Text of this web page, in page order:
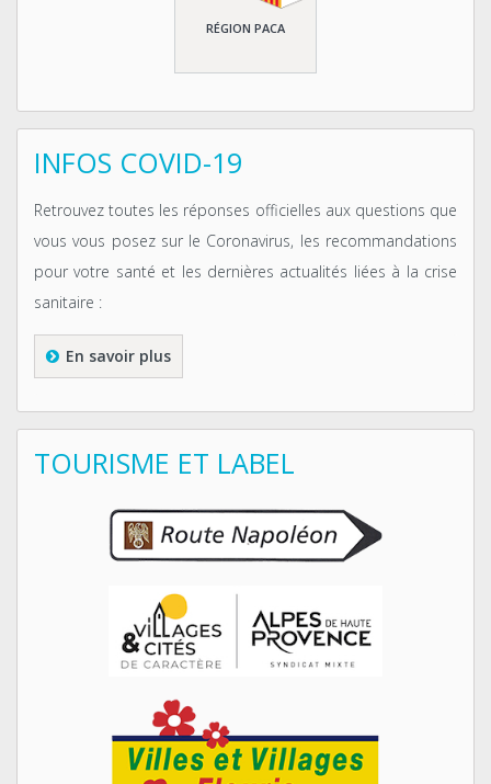
RÉGION PACA
INFOS COVID-19
Retrouvez toutes les réponses officielles aux questions que
vous vous posez sur le Coronavirus, les recommandations
pour votre santé et les dernières actualités liées à la crise
sanitaire :
En savoir plus
TOURISME ET LABEL